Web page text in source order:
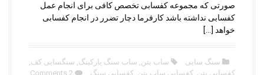
صورتی که مجموعه کفسابی تخصص کافی برای انجام عمل
کفسابی نداشته باشد کارفرما دچار تضرر در انجام کفسابی
خواهد […]
سنگ سابی ساب بتن, ساب سنگ پارکینگ, سنگسابی کف,
کفسابی بتن, کفسابی ساب بتن, کفسابی سنگ 2 Comments